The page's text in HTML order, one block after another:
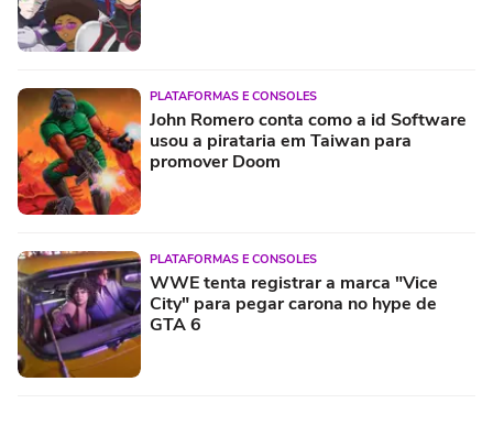
PLATAFORMAS E CONSOLES
John Romero conta como a id Software
usou a pirataria em Taiwan para
promover Doom
PLATAFORMAS E CONSOLES
WWE tenta registrar a marca "Vice
City" para pegar carona no hype de
GTA 6